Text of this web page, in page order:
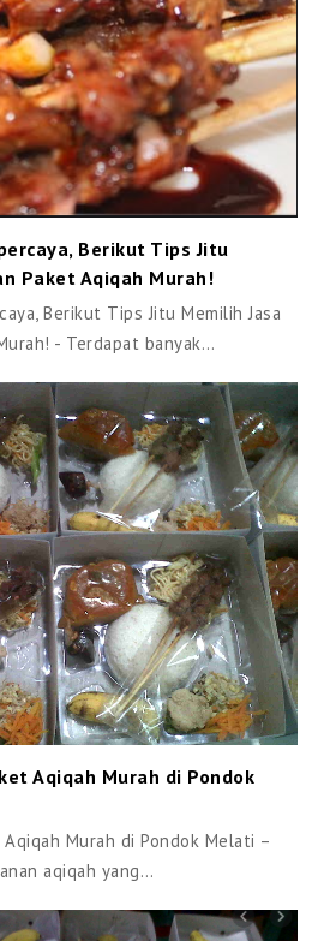
Berikut Tips Jitu
Paket Aqiqah Murah!
Berikut Tips Jitu Memilih Jasa
- Terdapat banyak…
Aqiqah Murah di Pondok
Murah di Pondok Melati –
aqiqah yang…